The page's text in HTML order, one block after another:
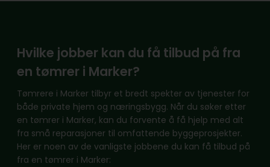
Hvilke jobber kan du få tilbud på fra
en tømrer i Marker?
Tømrere i Marker tilbyr et bredt spekter av tjenester for
både private hjem og næringsbygg. Når du søker etter
en tømrer i Marker, kan du forvente å få hjelp med alt
fra små reparasjoner til omfattende byggeprosjekter.
Her er noen av de vanligste jobbene du kan få tilbud på
fra en tømrer i Marker: